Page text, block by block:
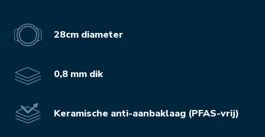
28cm diameter
0,8 mm dik
Keramische anti-aanbaklaag (PFAS-vrij)